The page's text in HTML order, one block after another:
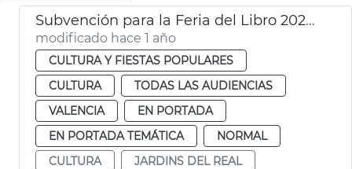
Subvención para la Feria del Libro 2025 de 25.000€ en València
modificado hace 1 año
CULTURA Y FIESTAS POPULARES
CULTURA
TODAS LAS AUDIENCIAS
VALENCIA
EN PORTADA
EN PORTADA TEMÁTICA
NORMAL
CULTURA
JARDINS DEL REAL